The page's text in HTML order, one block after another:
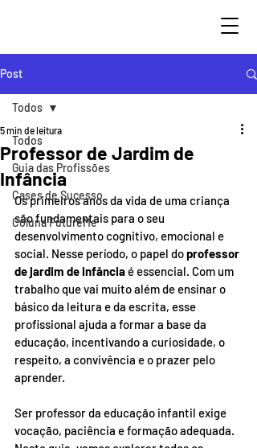
Post
Todos
Guia das Profissões
Cases de Sucesso
Coluna FutureMe
Todos
Professor de Jardim de
Infância
5 min de leitura
Os primeiros anos da vida de uma criança
são fundamentais para o seu
desenvolvimento cognitivo, emocional e
social. Nesse período, o papel do professor
de jardim de infância é essencial. Com um
trabalho que vai muito além de ensinar o
básico da leitura e da escrita, esse
profissional ajuda a formar a base da
educação, incentivando a curiosidade, o
respeito, a convivência e o prazer pelo
aprender.
Ser professor da educação infantil exige
vocação, paciência e formação adequada.